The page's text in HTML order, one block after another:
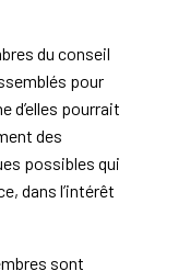
du conseil
pour
d’elles pourrait
des
possibles qui
dans l’intérêt
sont